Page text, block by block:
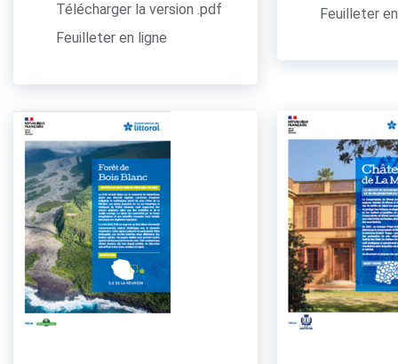
Télécharger la version .pdf
Feuilleter en ligne
Feuilleter